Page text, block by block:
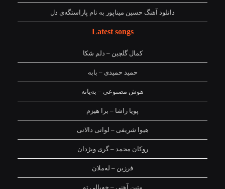
دانلود آهنگ حسین میناپور به نام پاراستگەی دل
Latest songs
کمال گلچین – دلم شکا
حمید حمیدی – بابه
هوش مصنوعی – بەیانە
پویا راشا – برا هیزم
هیوا شریفی – لوانی دالانی
روکان محمد – گری ویژدان
فرزین – لەملان
متین آهنی – خەیالی تو